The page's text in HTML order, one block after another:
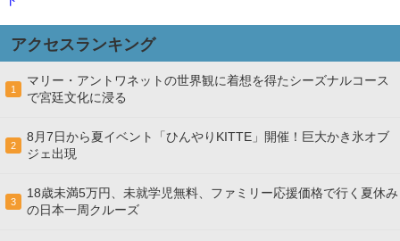
アクセスランキング
1
マリー・アントワネットの世界観に着想を得たシーズナルコース
で宮廷文化に浸る
2
8月7日から夏イベント「ひんやりKITTE」開催！巨大かき氷オブ
ジェ出現
3
18歳未満5万円、未就学児無料、ファミリー応援価格で行く夏休み
の日本一周クルーズ